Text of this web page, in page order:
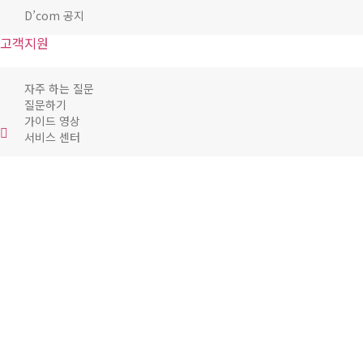
D’com 공지
고객지원
자주 하는 질문
질문하기
가이드 영상
서비스 센터